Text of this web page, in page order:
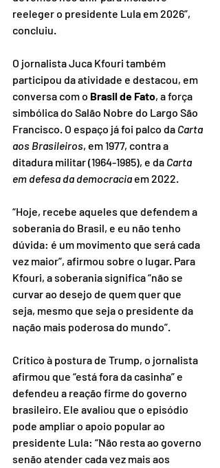
reeleger o presidente Lula em 2026”,
concluiu.
O jornalista Juca Kfouri também
participou da atividade e destacou, em
conversa com o Brasil de Fato, a força
simbólica do Salão Nobre do Largo São
Francisco. O espaço já foi palco da Carta
aos Brasileiros, em 1977, contra a
ditadura militar (1964-1985), e da Carta
em defesa da democracia em 2022.
“Hoje, recebe aqueles que defendem a
soberania do Brasil, e eu não tenho
dúvida: é um movimento que será cada
vez maior”, afirmou sobre o lugar. Para
Kfouri, a soberania significa “não se
curvar ao desejo de quem quer que
seja, mesmo que seja o presidente da
nação mais poderosa do mundo”.
Crítico à postura de Trump, o jornalista
afirmou que “está fora da casinha” e
defendeu a reação firme do governo
brasileiro. Ele avaliou que o episódio
pode ampliar o apoio popular ao
presidente Lula: “Não resta ao governo
senão atender cada vez mais aos